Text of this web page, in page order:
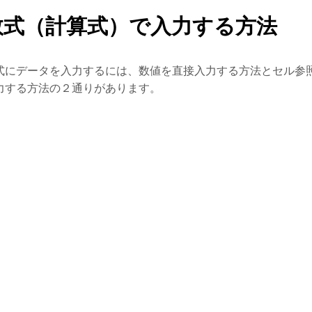
（計算式）で入力する方法
にデータを入力するには、数値を直接入力する方法とセル参
する方法の２通りがあります。